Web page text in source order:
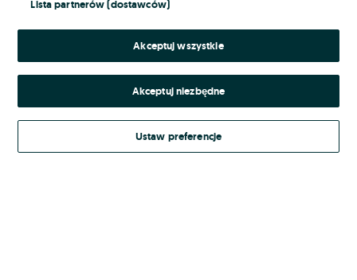
Nie pamiętasz hasła?
Zaloguj się
Kontynuując za pośrednictwem jednego z dostawców wskazanych powyżej,
Regulamin serwisuOLX.pl w jego aktualnym brzmieniu.
Lista partnerów (dostawców)
Akceptuj wszystkie
Akceptuj niezbędne
Ustaw preferencje